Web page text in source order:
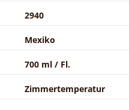
2940
Mexiko
700 ml / Fl.
Zimmertemperatur